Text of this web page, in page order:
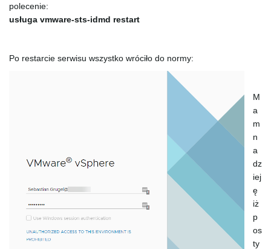
polecenie:
usługa vmware-sts-idmd restart
Po restarcie serwisu wszystko wróciło do normy:
M
a
m
n
a
dz
iej
ę
iż
p
os
ty